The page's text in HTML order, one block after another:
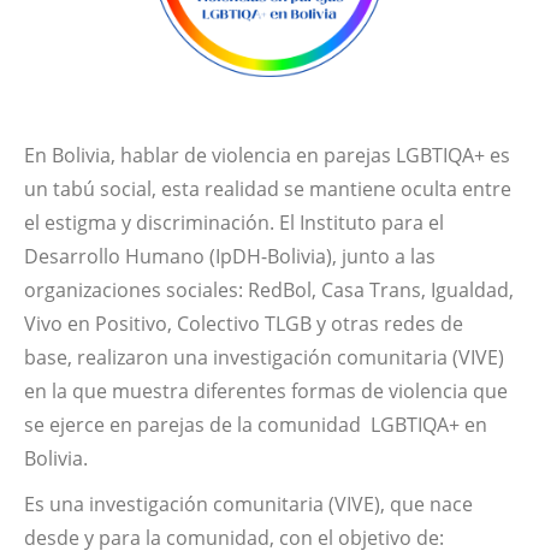
En Bolivia, hablar de violencia en parejas LGBTIQA+ es
un tabú social, esta realidad se mantiene oculta entre
el estigma y discriminación. El Instituto para el
Desarrollo Humano (IpDH-Bolivia), junto a las
organizaciones sociales: RedBol, Casa Trans, Igualdad,
Vivo en Positivo, Colectivo TLGB y otras redes de
base, realizaron una investigación comunitaria (VIVE)
en la que muestra diferentes formas de violencia que
se ejerce en parejas de la comunidad LGBTIQA+ en
Bolivia.
Es una investigación comunitaria (VIVE), que nace
desde y para la comunidad, con el objetivo de: